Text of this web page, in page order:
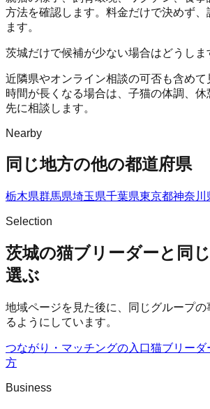
方法を確認します。料金だけで決めず
ます。
茨城だけで候補が少ない場合はどうしま
近隣県やオンライン相談の可否も含め
時間が長くなる場合は、子猫の体調、
先に相談します。
Nearby
同じ地方の他の都道府県
栃木県群馬県埼玉県千葉県東京都神奈川
Selection
茨城の猫ブリーダーと同
選ぶ
地域ページを見た後に、同じグループの
るようにしています。
つながり・マッチングの入口猫ブリーダ
方
Business